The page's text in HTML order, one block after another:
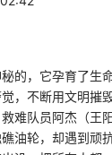
，它孕育了生命
，不断用文明摧
阿杰（王阳明
油轮，却遇到顽